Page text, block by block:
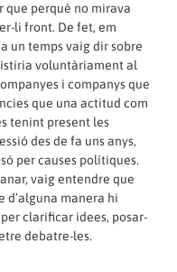
que perquè no mirava
li front. De fet, em
un temps vaig dir sobre
voluntàriament al
i companys que
que una actitud com
tenint present les
des de fa uns anys,
per causes polítiques.
vaig entendre que
d’alguna manera hi
clarificar idees, posar-
debatre-les.